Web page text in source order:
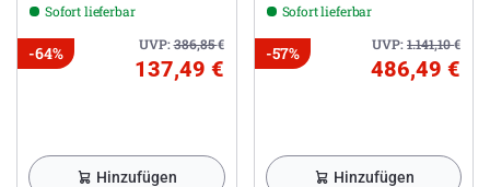
Sofort lieferbar
UVP:386,85€
-64%
137,49 €
Hinzufügen
Sofort lieferbar
UVP:1.141,10€
-57%
486,49 €
Hinzufügen